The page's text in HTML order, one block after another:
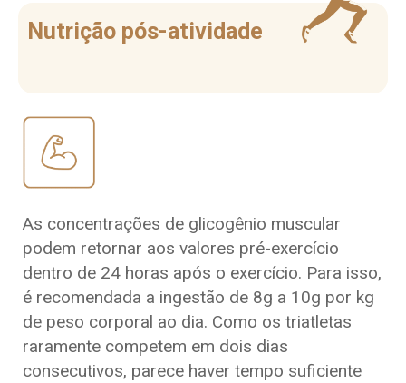
Nutrição pós-atividade
As concentrações de glicogênio muscular
podem retornar aos valores pré-exercício
dentro de 24 horas após o exercício. Para isso,
é recomendada a ingestão de 8g a 10g por kg
de peso corporal ao dia. Como os triatletas
raramente competem em dois dias
consecutivos, parece haver tempo suficiente